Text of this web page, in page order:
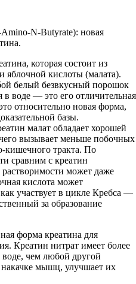
N-Butyrate): новая
которая состоит из
яблочной кислоты (малата).
белый безвкусный порошок
в воде — это его отличительная
относительно новая форма,
базы.
малат обладает хорошей
вызывает меньше побочных
кишечного тракта. По
сравним с креатин
может даже
кислота может
участвует в цикле Кребса —
за образование
форма креатина для
Креатин нитрат имеет более
чем любой другой
накачке мышц, улучшает их